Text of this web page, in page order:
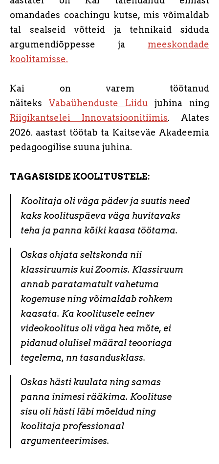
omandades coachingu kutse, mis võimaldab
tal sealseid võtteid ja tehnikaid siduda
argumendiõppesse ja meeskondade
koolitamisse.
Kai on varem töötanud
näiteks Vabaühenduste Liidu juhina ning
Riigikantselei Innovatsioonitiimis. Alates
2026. aastast töötab ta Kaitseväe Akadeemia
pedagoogilise suuna juhina.
TAGASISIDE KOOLITUSTELE:
Koolitaja oli väga pädev ja suutis need
kaks koolituspäeva väga huvitavaks
teha ja panna kõiki kaasa töötama.
Oskas ohjata seltskonda nii
klassiruumis kui Zoomis. Klassiruum
annab paratamatult vahetuma
kogemuse ning võimaldab rohkem
kaasata. Ka koolitusele eelnev
videokoolitus oli väga hea mõte, ei
pidanud olulisel määral teooriaga
tegelema, nn tasandusklass.
Oskas hästi kuulata ning samas
panna inimesi rääkima. Koolituse
sisu oli hästi läbi mõeldud ning
koolitaja professionaal
argumenteerimises.